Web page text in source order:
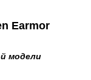
Earmor
модели